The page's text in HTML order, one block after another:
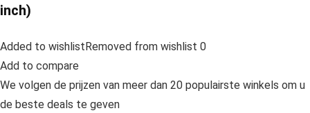
inch)
Added to wishlistRemoved from wishlist 0
Add to compare
We volgen de prijzen van meer dan 20 populairste winkels om u
de beste deals te geven